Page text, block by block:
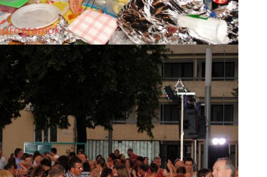
programok